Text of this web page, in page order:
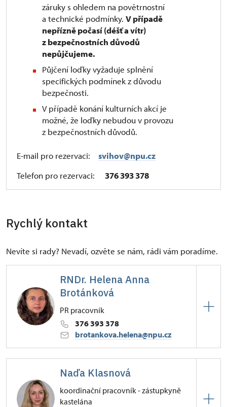
záruky s ohledem na povětrnostní
a technické podmínky. V případě
nepřízně počasí (déšť a vítr)
z bezpečnostních důvodů
nepůjčujeme.
Půjčení loďky vyžaduje splnění
specifických podmínek z důvodu
bezpečnosti.
V případě konání kulturních akcí je
možné, že loďky nebudou v provozu
z bezpečnostních důvodů.
E-mail pro rezervaci: svihov@npu.cz
Telefon pro rezervaci: 376 393 378
Rychlý kontakt
Nevíte si rady? Nevadí, ozvěte se nám, rádi vám poradíme.
RNDr. Helena Anna
Brotánková
PR pracovník
376 393 378
brotankova.helena@npu.cz
Žižkova 1/, Švihov 34012
Naďa Klasnová
koordinační pracovník - zástupkyně
kastelána